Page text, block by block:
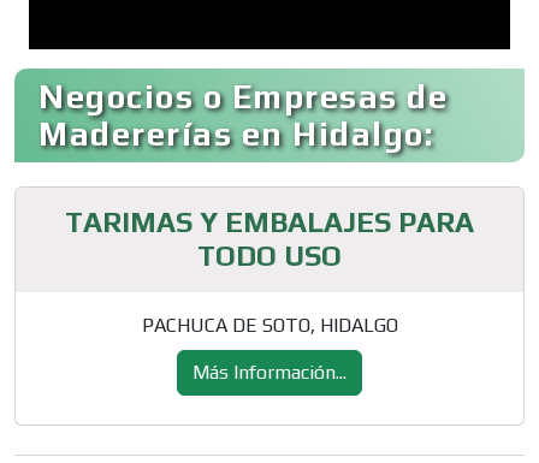
Negocios o Empresas de
Madererías en Hidalgo:
TARIMAS Y EMBALAJES PARA
TODO USO
PACHUCA DE SOTO, HIDALGO
Más Información...